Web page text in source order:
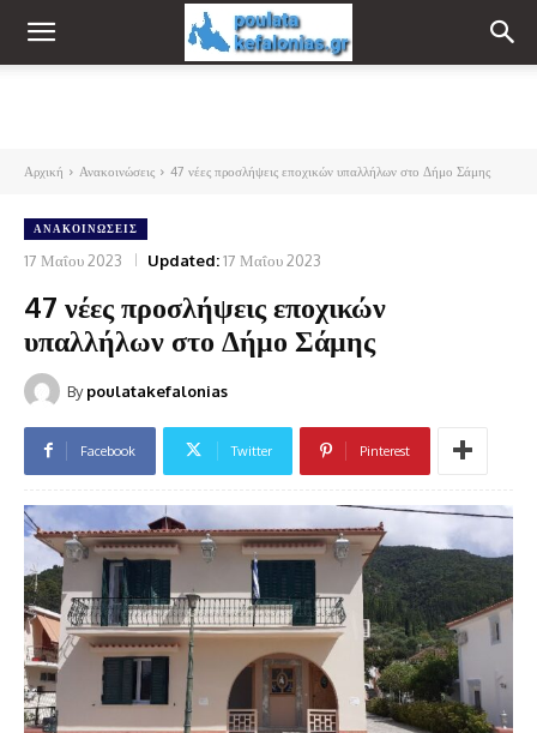
Αρχική Ανακοινώσεις 47 νέες προσλήψεις εποχικών υπαλλήλων στο Δήμο Σάμης
ΑΝΑΚΟΙΝΏΣΕΙΣ
17 Μαΐου 2023 Updated:17 Μαΐου 2023
47 νέες προσλήψεις εποχικών
υπαλλήλων στο Δήμο Σάμης
By poulatakefalonias
Facebook Twitter Pinterest